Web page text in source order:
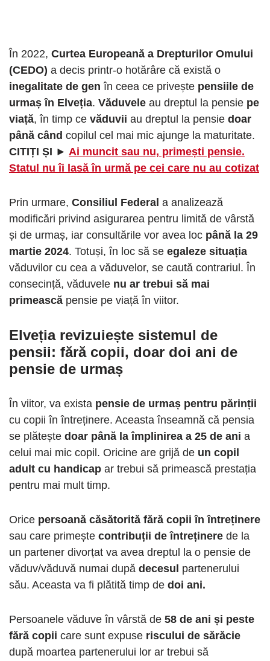
În 2022, Curtea Europeană a Drepturilor Omului
(CEDO) a decis printr-o hotărâre că există o
inegalitate de gen în ceea ce privește pensiile de
urmaș în Elveția. Văduvele au dreptul la pensie pe
viață, în timp ce văduvii au dreptul la pensie doar
până când copilul cel mai mic ajunge la maturitate.
CITIȚI ȘI ► Ai muncit sau nu, primești pensie.
Statul nu îi lasă în urmă pe cei care nu au cotizat
Prin urmare, Consiliul Federal a analizează
modificări privind asigurarea pentru limită de vârstă
și de urmaș, iar consultările vor avea loc până la 29
martie 2024. Totuși, în loc să se egaleze situația
văduvilor cu cea a văduvelor, se caută contrariul. În
consecință, văduvele nu ar trebui să mai
primească pensie pe viață în viitor.
Elveția revizuiește sistemul de
pensii: fără copii, doar doi ani de
pensie de urmaș
În viitor, va exista pensie de urmaș pentru părinții
cu copii în întreținere. Aceasta înseamnă că pensia
se plătește doar până la împlinirea a 25 de ani a
celui mai mic copil. Oricine are grijă de un copil
adult cu handicap ar trebui să primească prestația
pentru mai mult timp.
Orice persoană căsătorită fără copii în întreținere
sau care primește contribuții de întreținere de la
un partener divorțat va avea dreptul la o pensie de
văduv/văduvă numai după decesul partenerului
său. Aceasta va fi plătită timp de doi ani.
Persoanele văduve în vârstă de 58 de ani și peste
fără copii care sunt expuse riscului de sărăcie
după moartea partenerului lor ar trebui să